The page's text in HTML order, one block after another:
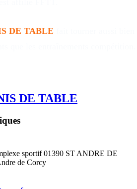
DE TABLE
DE TABLE
sportif 01390 ST ANDRE DE
de Corcy